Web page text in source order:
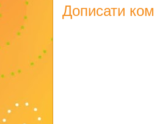
Дописати